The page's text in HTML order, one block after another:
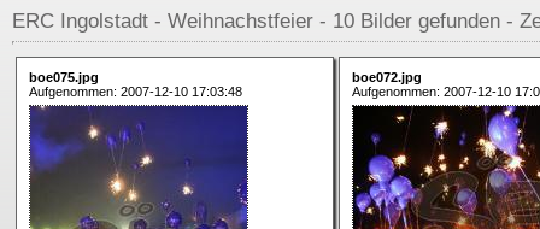
ERC Ingolstadt - Weihnachstfeier - 10 Bilder gefunden -
boe075.jpg
Aufgenommen: 2007-12-10 17:03:48
boe072.jpg
Aufgenommen: 2007-12-10